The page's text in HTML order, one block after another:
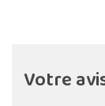
Votre